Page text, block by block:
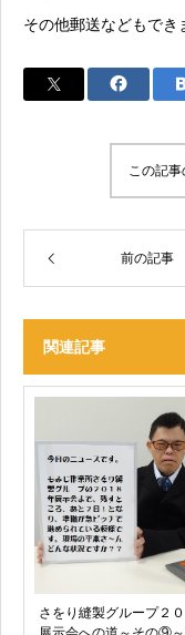
その他郵送などもでき
この記
前の記事
関連記事
さをり縫製グループ２